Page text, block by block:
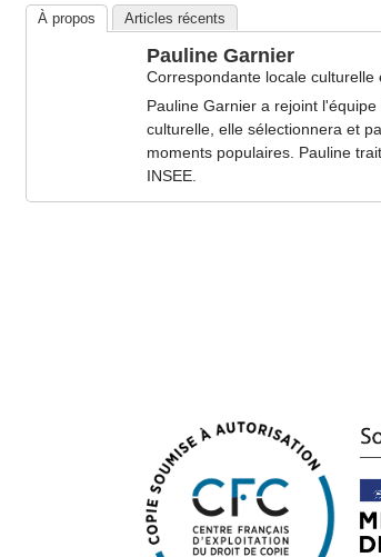
À propos Articles récents
Pauline Garnier
Correspondante locale culturelle
Pauline Garnier a rejoint
culturelle, elle sélectionnera et
moments populaires. Pauline
INSEE.